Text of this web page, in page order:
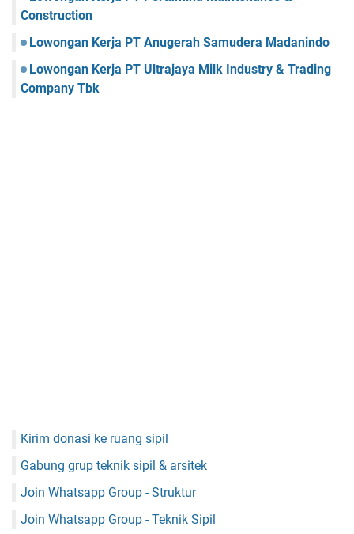
Construction
Lowongan Kerja PT Anugerah Samudera Madanindo
Lowongan Kerja PT Ultrajaya Milk Industry & Trading
Company Tbk
Kirim donasi ke ruang sipil
Gabung grup teknik sipil & arsitek
Join Whatsapp Group - Struktur
Join Whatsapp Group - Teknik Sipil